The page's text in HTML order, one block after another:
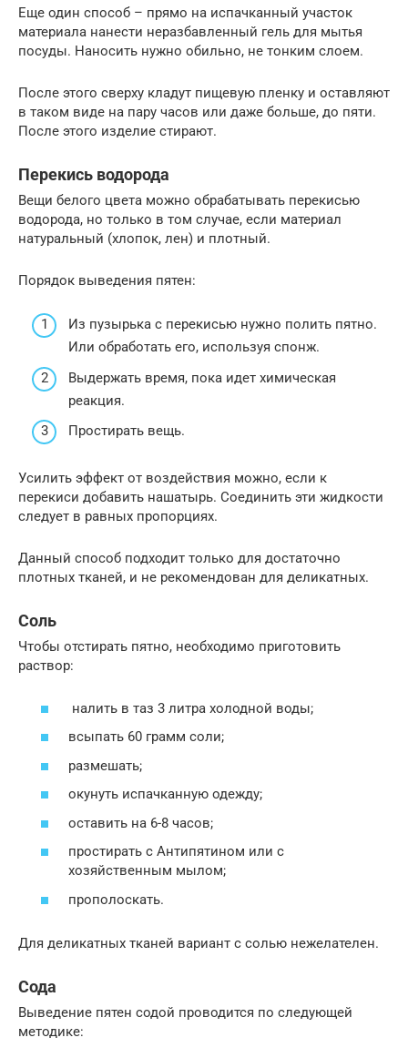
Еще один способ – прямо на испачканный участок
материала нанести неразбавленный гель для мытья
посуды. Наносить нужно обильно, не тонким слоем.
После этого сверху кладут пищевую пленку и оставляют
в таком виде на пару часов или даже больше, до пяти.
После этого изделие стирают.
Перекись водорода
Вещи белого цвета можно обрабатывать перекисью
водорода, но только в том случае, если материал
натуральный (хлопок, лен) и плотный.
Порядок выведения пятен:
Из пузырька с перекисью нужно полить пятно.
Или обработать его, используя спонж.
Выдержать время, пока идет химическая
реакция.
Простирать вещь.
Усилить эффект от воздействия можно, если к
перекиси добавить нашатырь. Соединить эти жидкости
следует в равных пропорциях.
Данный способ подходит только для достаточно
плотных тканей, и не рекомендован для деликатных.
Соль
Чтобы отстирать пятно, необходимо приготовить
раствор:
налить в таз 3 литра холодной воды;
всыпать 60 грамм соли;
размешать;
окунуть испачканную одежду;
оставить на 6-8 часов;
простирать с Антипятином или с
хозяйственным мылом;
прополоскать.
Для деликатных тканей вариант с солью нежелателен.
Сода
Выведение пятен содой проводится по следующей
методике: